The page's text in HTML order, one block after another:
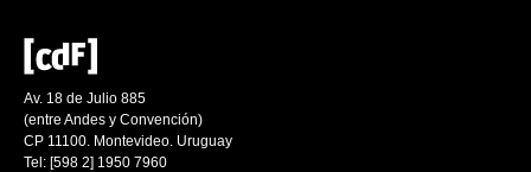
Av. 18 de Julio 885
(entre Andes y Convención)
CP 11100. Montevideo. Uruguay
Tel: [598 2] 1950 7960